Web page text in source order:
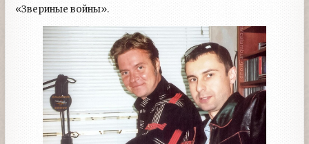
«Звериные войны».